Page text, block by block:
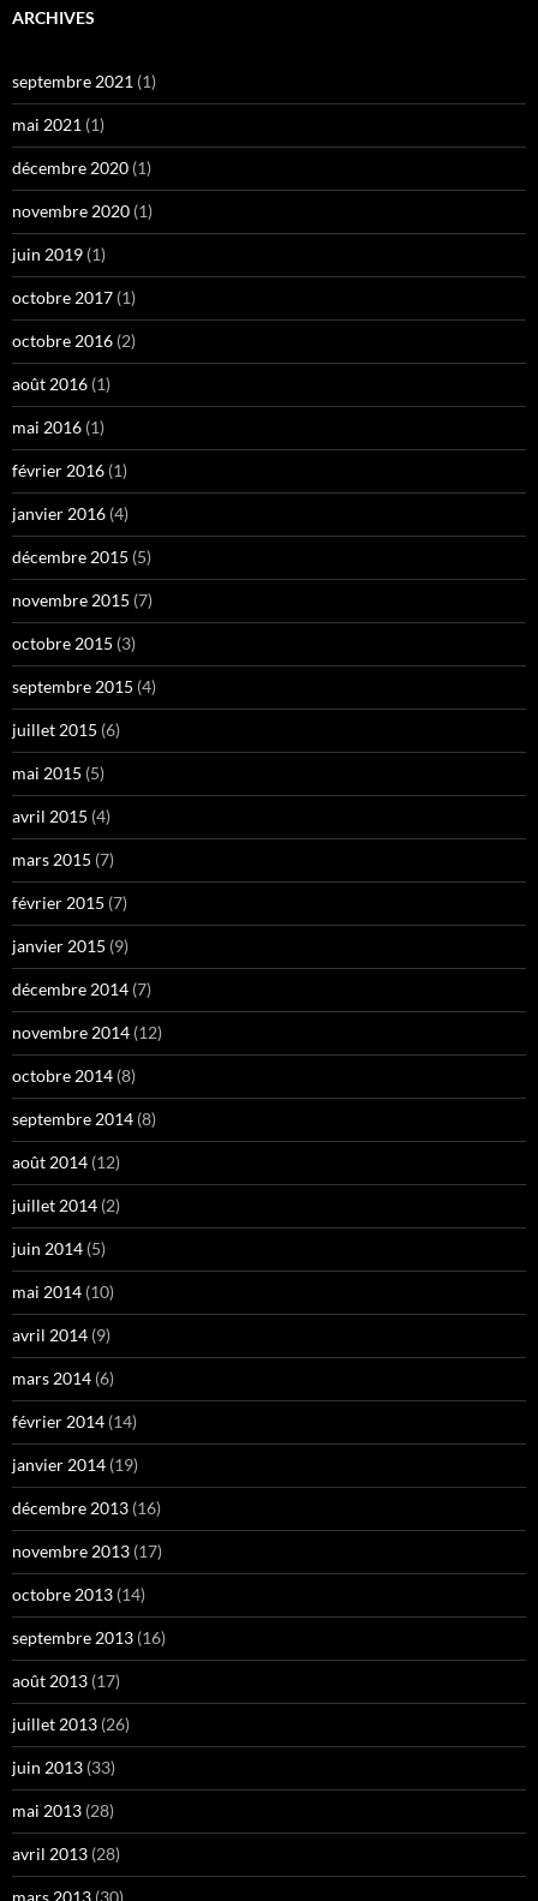
ARCHIVES
septembre 2021 (1)
mai 2021 (1)
décembre 2020 (1)
novembre 2020 (1)
juin 2019 (1)
octobre 2017 (1)
octobre 2016 (2)
août 2016 (1)
mai 2016 (1)
février 2016 (1)
janvier 2016 (4)
décembre 2015 (5)
novembre 2015 (7)
octobre 2015 (3)
septembre 2015 (4)
juillet 2015 (6)
mai 2015 (5)
avril 2015 (4)
mars 2015 (7)
février 2015 (7)
janvier 2015 (9)
décembre 2014 (7)
novembre 2014 (12)
octobre 2014 (8)
septembre 2014 (8)
août 2014 (12)
juillet 2014 (2)
juin 2014 (5)
mai 2014 (10)
avril 2014 (9)
mars 2014 (6)
février 2014 (14)
janvier 2014 (19)
décembre 2013 (16)
novembre 2013 (17)
octobre 2013 (14)
septembre 2013 (16)
août 2013 (17)
juillet 2013 (26)
juin 2013 (33)
mai 2013 (28)
avril 2013 (28)